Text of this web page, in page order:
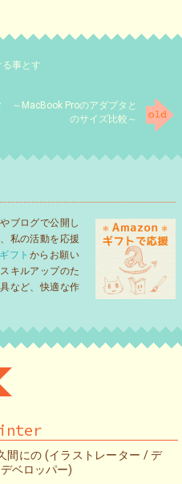
事とす
～MacBook Proのアダプタと
のサイズ比較～
ブログで公開し
私の活動を応援
フト からお願い
キルアップのた
など、快適な作
間にの (イラストレーター / デ
ベロッパー)